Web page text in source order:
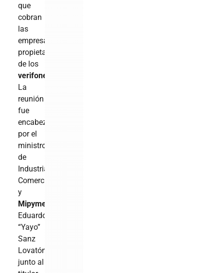
que
cobran
las
empresas
propietarias
de los
verifone
La
reunión
fue
encabezada
por el
ministro
de
Industria,
Comercio
y
Mipymes
Eduardo
“Yayo”
Sanz
Lovatón,
junto al